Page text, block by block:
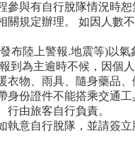
參與有自行脫隊情況時
關規定辦理。
如因人數
布陸上警報.地震等)以
到為主逾時不候，因個
物、雨具、隨身藥品、
身份證件不能搭乘交通
由旅客自行負責。
執意自行脫隊，並請簽